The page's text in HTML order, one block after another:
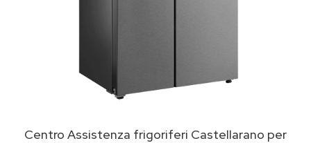
Centro Assistenza frigoriferi Castellarano per